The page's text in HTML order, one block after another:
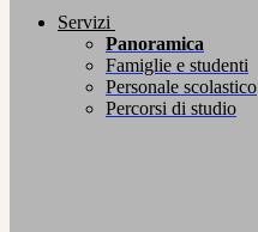
Servizi
Panoramica
Famiglie e studenti
Personale scolastico
Percorsi di studio